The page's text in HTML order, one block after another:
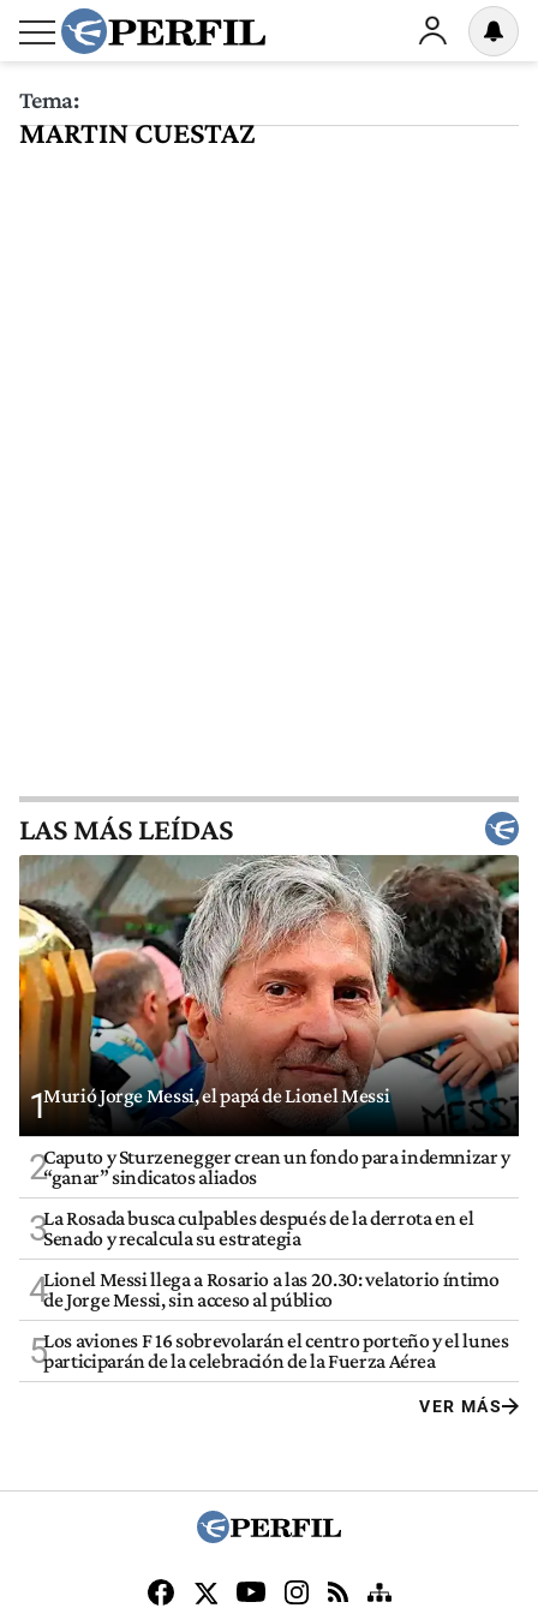
Tema:
MARTIN CUESTAZ
LAS MÁS LEÍDAS
1Murió Jorge Messi, el papá de Lionel Messi
2Caputo y Sturzenegger crean un fondo para indemnizar y
“ganar” sindicatos aliados
3La Rosada busca culpables después de la derrota en el
Senado y recalcula su estrategia
4Lionel Messi llega a Rosario a las 20.30: velatorio íntimo
de Jorge Messi, sin acceso al público
5Los aviones F 16 sobrevolarán el centro porteño y el lunes
participarán de la celebración de la Fuerza Aérea
VER MÁS